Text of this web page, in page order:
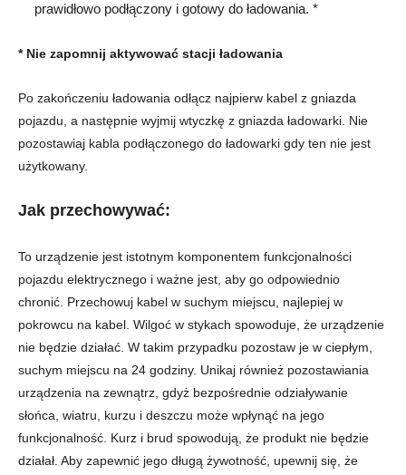
prawidłowo podłączony i gotowy do ładowania. *
* Nie zapomnij aktywować stacji ładowania
Po zakończeniu ładowania odłącz najpierw kabel z gniazda
pojazdu, a następnie wyjmij wtyczkę z gniazda ładowarki. Nie
pozostawiaj kabla podłączonego do ładowarki gdy ten nie jest
użytkowany.
Jak przechowywać:
To urządzenie jest istotnym komponentem funkcjonalności
pojazdu elektrycznego i ważne jest, aby go odpowiednio
chronić. Przechowuj kabel w suchym miejscu, najlepiej w
pokrowcu na kabel. Wilgoć w stykach spowoduje, że urządzenie
nie będzie działać. W takim przypadku pozostaw je w ciepłym,
suchym miejscu na 24 godziny. Unikaj również pozostawiania
urządzenia na zewnątrz, gdyż bezpośrednie odziaływanie
słońca, wiatru, kurzu i deszczu może wpłynąć na jego
funkcjonalność. Kurz i brud spowodują, że produkt nie będzie
działał. Aby zapewnić jego długą żywotność, upewnij się, że